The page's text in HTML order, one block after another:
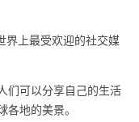
上最受欢迎的社交媒
可以分享自己的生活
地的美景。